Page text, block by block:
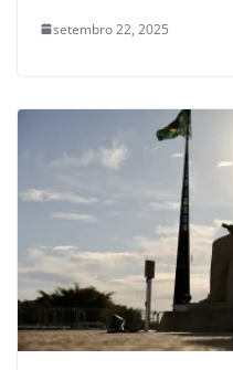
setembro 22, 2025